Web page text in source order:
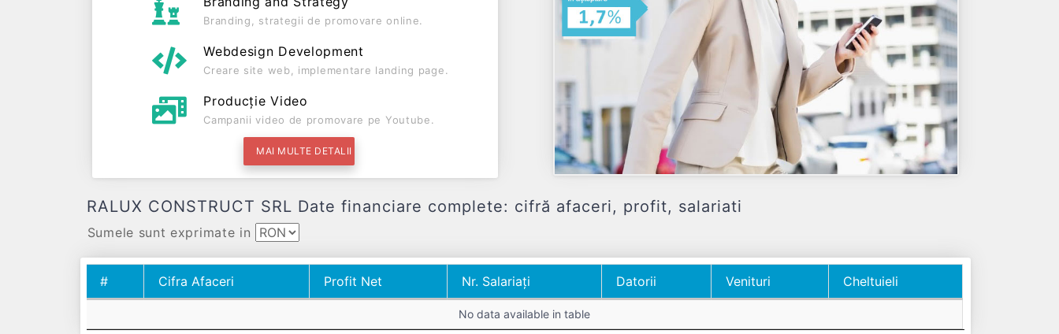
Branding, strategii de promovare online.
Webdesign Development
Creare site web, implementare landing page.
Producție Video
Campanii video de promovare pe Youtube.
MAI MULTE DETALII
RALUX CONSTRUCT SRL Date financiare complete: cifră afaceri, profit, salariati
Sumele sunt exprimate in
# Cifra Afaceri Profit Net Nr. Salariați Datorii Venituri
Cheltuieli
Nr. Salariați
No data available in table